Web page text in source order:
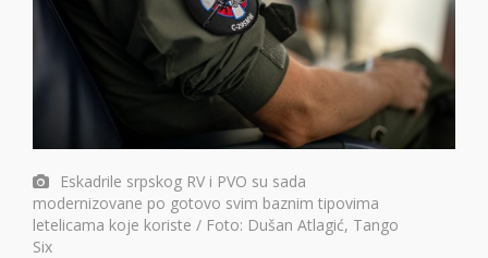
Eskadrile srpskog RV i PVO su sada
modernizovane po gotovo svim baznim tipovima
letelicama koje koriste / Foto: Dušan Atlagić, Tango
Six